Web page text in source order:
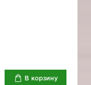
В корзину